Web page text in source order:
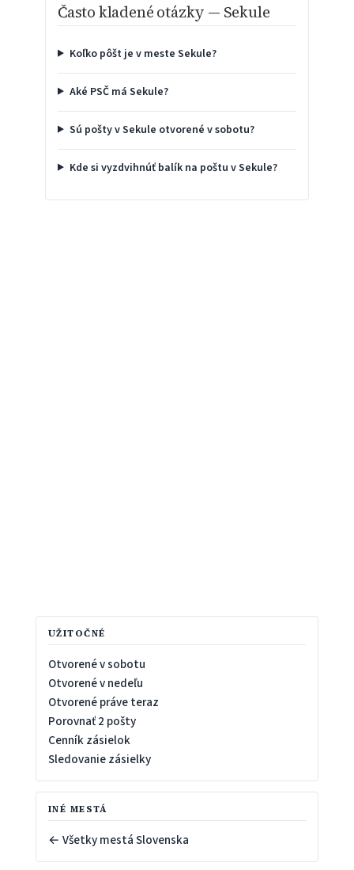
Často kladené otázky — Sekule
Koľko pôšt je v meste Sekule?
Aké PSČ má Sekule?
Sú pošty v Sekule otvorené v sobotu?
Kde si vyzdvihnúť balík na poštu v Sekule?
UŽITOČNÉ
Otvorené v sobotu
Otvorené v nedeľu
Otvorené práve teraz
Porovnať 2 pošty
Cenník zásielok
Sledovanie zásielky
INÉ MESTÁ
← Všetky mestá Slovenska